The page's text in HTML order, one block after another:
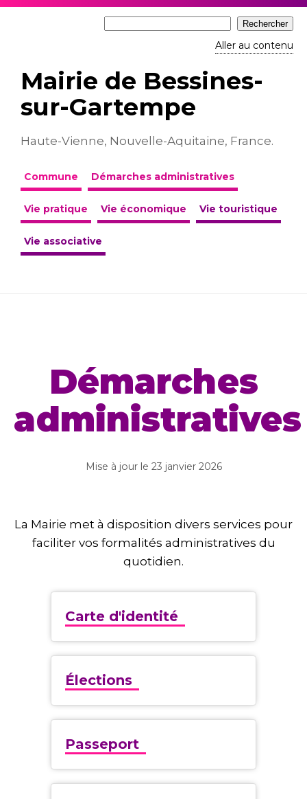
Aller au contenu
Mairie de Bessines-
sur-Gartempe
Haute-Vienne, Nouvelle-Aquitaine, France.
Commune Démarches administratives
Vie pratique Vie économique Vie touristique
Vie associative
Démarches
administratives
Mise à jour le 23 janvier 2026
La Mairie met à disposition divers services pour
faciliter vos formalités administratives du
quotidien.
Carte d'identité
Élections
Passeport